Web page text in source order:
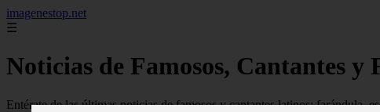
imagenestop.net
☰
Noticias de Famosos, Cantantes y
Entérate de las últimas noticias de famosos y cantantes latinos: farándula,